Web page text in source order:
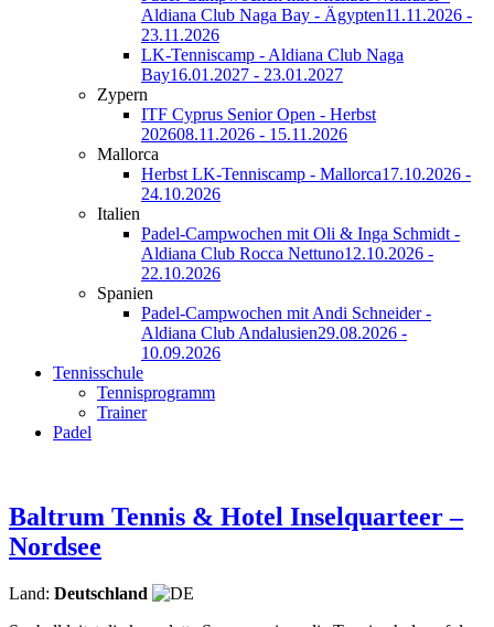
Aldiana Club Naga Bay - Ägypten11.11.2026 -
23.11.2026
LK-Tenniscamp - Aldiana Club Naga
Bay16.01.2027 - 23.01.2027
Zypern
ITF Cyprus Senior Open - Herbst
202608.11.2026 - 15.11.2026
Mallorca
Herbst LK-Tenniscamp - Mallorca17.10.2026 -
24.10.2026
Italien
Padel-Campwochen mit Oli & Inga Schmidt -
Aldiana Club Rocca Nettuno12.10.2026 -
22.10.2026
Spanien
Padel-Campwochen mit Andi Schneider -
Aldiana Club Andalusien29.08.2026 -
10.09.2026
Tennisschule
Tennisprogramm
Trainer
Padel
Baltrum Tennis & Hotel Inselquarteer –
Nordsee
Land: Deutschland